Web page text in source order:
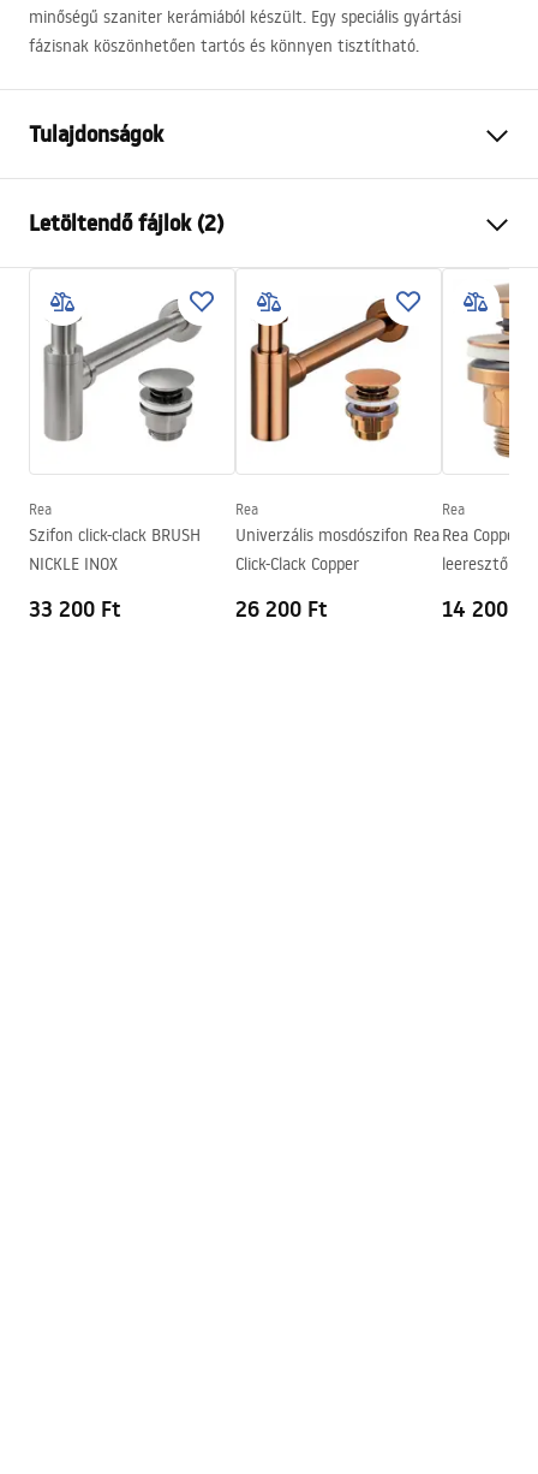
minőségű szaniter kerámiából készült. Egy speciális gyártási
fázisnak köszönhetően tartós és könnyen tisztítható.
Tulajdonságok
Anyag
Szín
Fehér
Kivitel
Fényes
Hosszúság
515mm
Szélesség
375
Magasság
Forma
Csaptelep szerelési lyuk
Nem
Letöltendő fájlok (2)
Telepítési utasítások
Basin.pdf
Garanciális feltételek
Warranty_Terms_and_Conditions_Basins_-_5.pdf
Rea
Szifon click-clack BRUSH
NICKLE INOX
33 200 Ft
Rea
Univerzális mosdószifon Rea
Click-Clack Copper
26 200 Ft
Rea
Rea Copper
leeresztő
14 200 Ft